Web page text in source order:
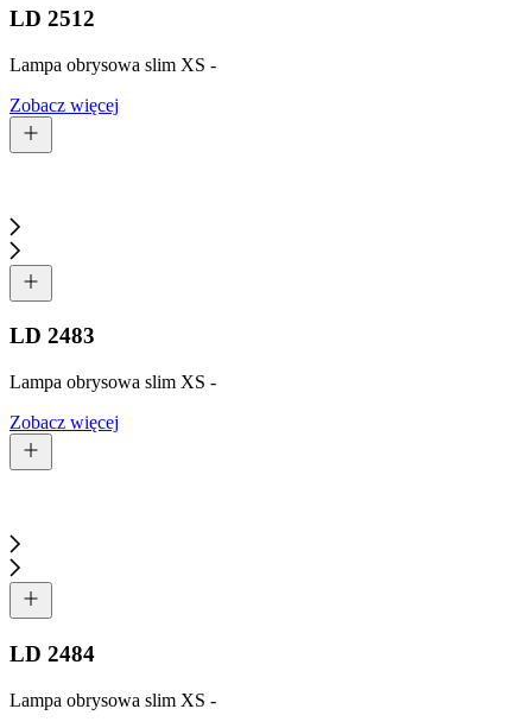
LD 2512
Lampa obrysowa slim XS -
Zobacz więcej
LD 2483
Lampa obrysowa slim XS -
Zobacz więcej
LD 2484
Lampa obrysowa slim XS -